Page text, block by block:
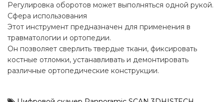
Регулировка оборотов может выполняться одной рукой.
Сфера использования
Этот инструмент предназначен для применения в
травматологии и ортопедии.
Он позволяет сверлить твердые ткани, фиксировать
костные отломки, устанавливать и демонтировать
различные ортопедические конструкции.